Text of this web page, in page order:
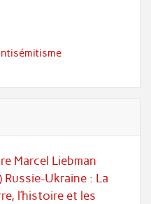
Marcel Liebman
Russie-Ukraine : La
l’histoire et les